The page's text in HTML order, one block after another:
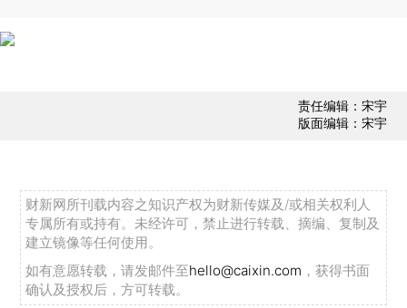
责任编辑：宋宇
版面编辑：宋宇
财新网所刊载内容之知识产权为财新传媒及/或相关权利人
专属所有或持有。未经许可，禁止进行转载、摘编、复制及
建立镜像等任何使用。
如有意愿转载，请发邮件至hello@caixin.com ，获得书面
确认及授权后，方可转载。